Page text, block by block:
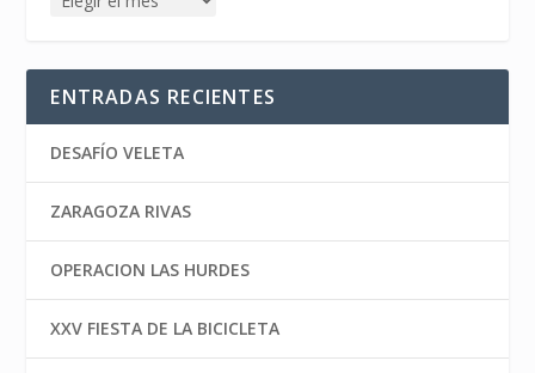
ENTRADAS RECIENTES
DESAFÍO VELETA
ZARAGOZA RIVAS
OPERACION LAS HURDES
XXV FIESTA DE LA BICICLETA